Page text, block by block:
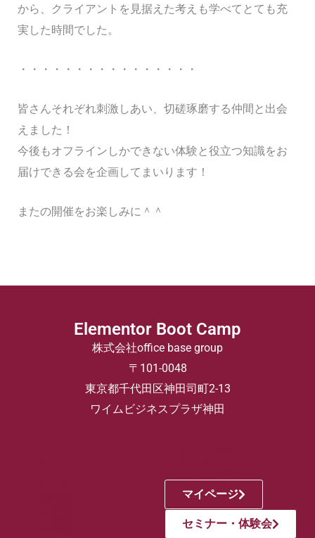
から、クライアントを見据えた考えも学べてとても充
実した時間でした。
・・・・・・・・・・・・・・・・
皆さんそれぞれ刺激しあい、切磋琢磨する仲間と出会
えました！
今後もオフラインしかできない体験と役立つ知識をお
届けできる会を企画してまいります！
またの開催をお楽しみに＾＾
Elementor Boot Camp
株式会社office base group
〒101-0048
東京都千代田区神田司町2-13
ワイムビジネスプラザ神田
マイページ
セミナー・体験会